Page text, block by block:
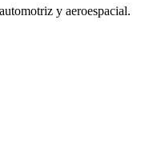
y aeroespacial.